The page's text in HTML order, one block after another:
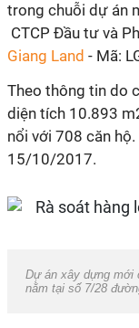
trong chuỗi dự án
CTCP Đầu tư và
Giang Land - Mã:
Theo thông tin do
diện tích 10.893
nổi với 708 căn
15/10/2017.
Dự án xây dựng mới
nằm tại số 7/28